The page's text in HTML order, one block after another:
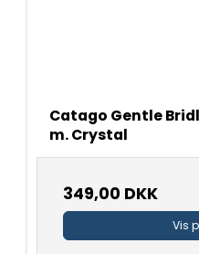
Catago Gentle
m. Crystal
349,00 DKK
Vis